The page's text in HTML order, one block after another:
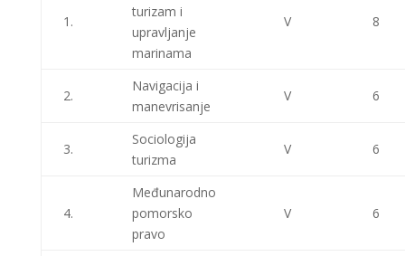
1.
turizam i
upravljanje
marinama
V 8
2.
Navigacija i
manevrisanje
V 6
3.
Sociologija
turizma
V 6
4.
Međunarodno
pomorsko
pravo
V 6